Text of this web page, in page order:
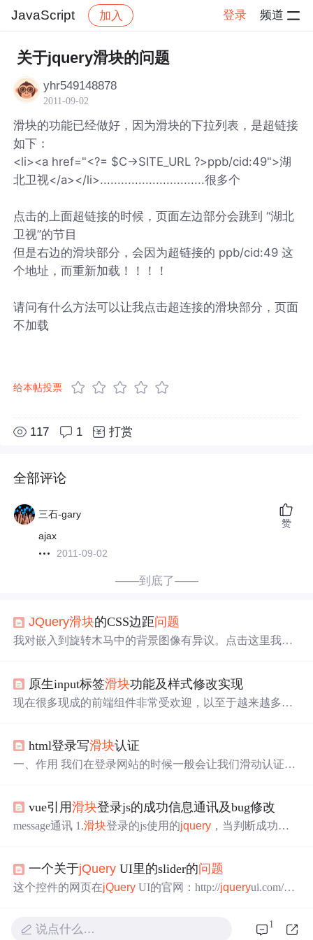
JavaScript 加入 登录 频道
社区 JavaScript 帖子详情
关于jquery滑块的问题
yhr549148878
2011-09-02
滑块的功能已经做好，因为滑块的下拉列表，是超链接
如下：
<li><a href="<?= $C->SITE_URL ?>ppb/cid:49">湖
北卫视</a></li>..............................很多个
点击的上面超链接的时候，页面左边部分会跳到 “湖北
卫视”的节目
但是右边的滑块部分，会因为超链接的 ppb/cid:49 这
个地址，而重新加载！！！！
请问有什么方法可以让我点击超连接的滑块部分，页面
不加载
给本帖投票
117 1 打赏
全部评论
三石-gary
ajax
2011-09-02
赞
——到底了——
JQuery滑块的CSS边距问题
我对嵌入到旋转木马中的背景图像有异议。点击这里我注
顶部是当前设置为margin-top:-275px;，并将背景图像设置
为margin-top:-64px;我对这些设置有点担心。 有人能解决这
lative(当前幻灯片有它)，但它向下移动幻灯片position:
原生input标签滑块功能及样式修改实现
现在很多现成的前端组件非常受欢迎，以至于越来越多的
ML原生标签实现。 最近参与玄览组件开发时就遇到了这
种情况：有多个滑动条，它们分别对应一个或多个图层，
但提供的属性值和绑定的方法只适用单个滑块使用场景。
滑块相互影响、联动的场景面前显得捉襟见肘，并且
有时候该滑块 对应功能限制了滑块 使用方式。 比如超图
html登录写滑块认证
一、作用 我们在登录网站的时候一般会让我们滑动认证或
用特定程序暴力破解方式进行不断的登录尝试，实际上是
现在很多网站通行的方式，验证防止你是机器人（程
vue引用滑块登录js的成功信息通讯及bug修改
message通讯 1.滑块登录的js使用的jquery ，当判断成功的
滑块登录的js中，判定成功之后window.parent.postMessage
(‘message’,window.location.href) 在vue组件中 window.addEve
一个关于jQuery UI里的slider的问题
这个控件的网页在jQuery UI的官网：http://jqueryui.com/de
件的，其中作者还提供了一个非常有用的实验程序： 这个
说点什么… 1